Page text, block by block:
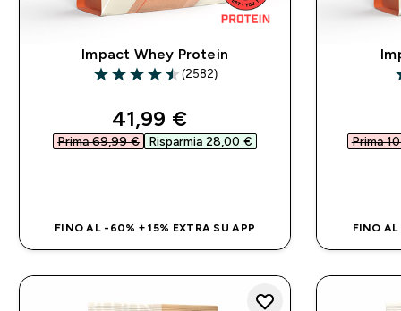
Impact Whey Protein
4.53 out of 5 stars
(2582)
discounted price
41,99 €‎
Prima 69,99 €‎ Risparmia 28,00 €‎
FINO AL -60% + 15% EXTRA SU APP
Prima
FINO